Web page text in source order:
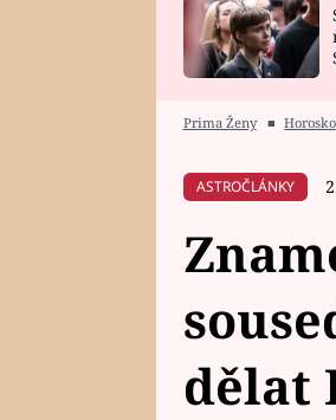
HOROSKOP NA
Prima Ženy ■
ASTROČLÁNKY
dělat